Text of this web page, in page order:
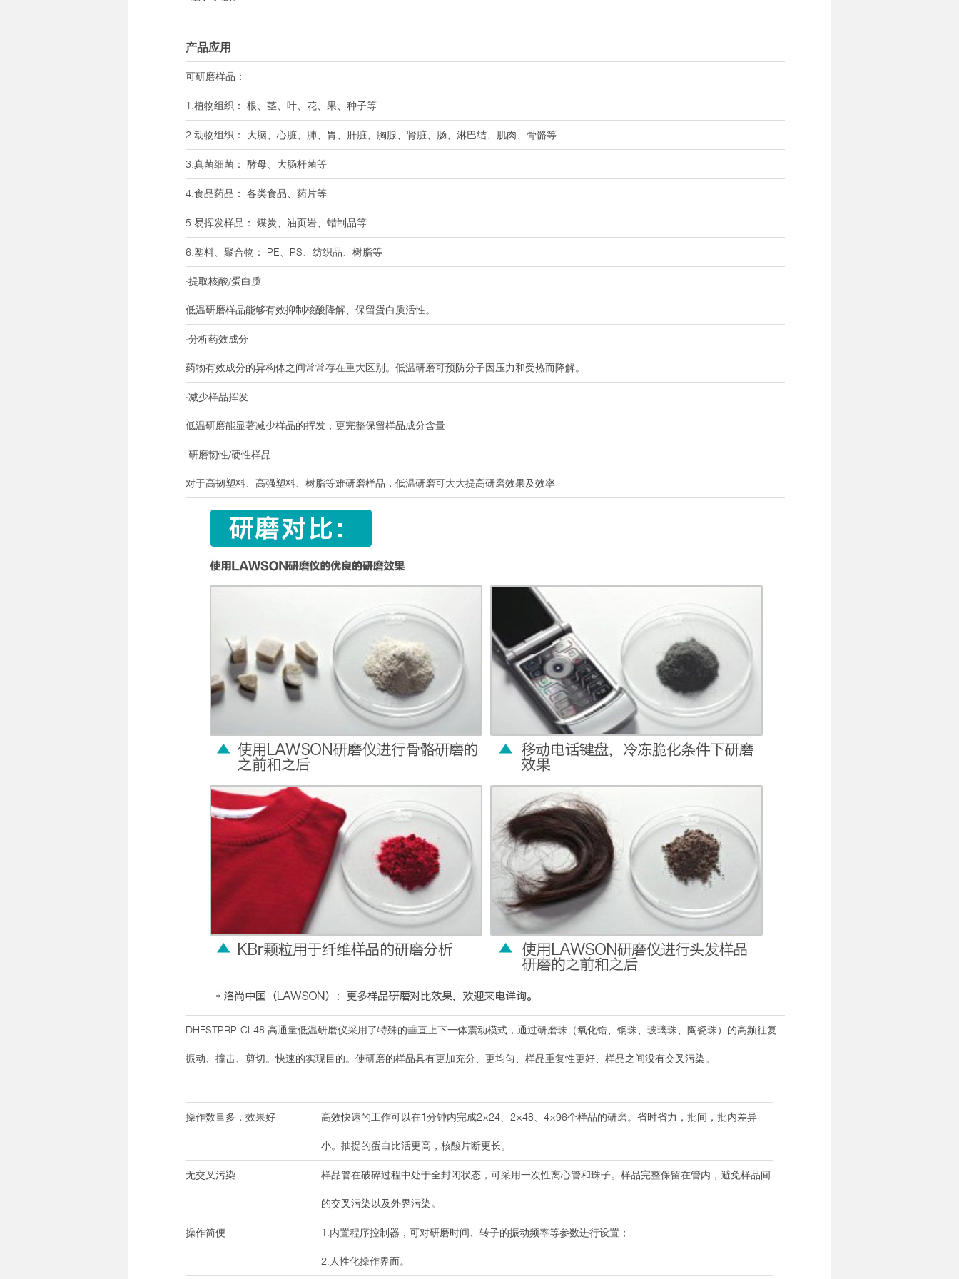
产品应用
可研磨样品：
1.植物组织： 根、茎、叶、花、果、种子等
2.动物组织： 大脑、心脏、肺、胃、肝脏、胸腺、肾脏、肠、淋巴结、肌肉、骨骼等
3.真菌细菌： 酵母、大肠杆菌等
4.食品药品： 各类食品、药片等
5.易挥发样品： 煤炭、油页岩、蜡制品等
6.塑料、聚合物： PE、PS、纺织品、树脂等
·提取核酸/蛋白质
低温研磨样品能够有效抑制核酸降解、保留蛋白质活性。
·分析药效成分
药物有效成分的异构体之间常常存在重大区别。低温研磨可预防分子因压力和受热而降解。
·减少样品挥发
低温研磨能显著减少样品的挥发，更完整保留样品成分含量
·研磨韧性/硬性样品
对于高韧塑料、高强塑料、树脂等难研磨样品，低温研磨可大大提高研磨效果及效率
DHFSTPRP-CL48 高通量低温研磨仪采用了特殊的垂直上下一体震动模式，通过研磨珠（氧化锆、钢珠、玻璃珠、陶瓷珠）的高频往复
振动、撞击、剪切。快速的实现目的。使研磨的样品具有更加充分、更均匀、样品重复性更好、样品之间没有交叉污染。
操作数量多，效果好 高效快速的工作可以在1分钟内完成2×24、2×48、4×96个样品的研磨。省时省力，批间，批内差异
小。抽提的蛋白比活更高，核酸片断更长。
无交叉污染 样品管在破碎过程中处于全封闭状态，可采用一次性离心管和珠子。样品完整保留在管内，避免样品间
的交叉污染以及外界污染。
操作简便 1.内置程序控制器，可对研磨时间、转子的振动频率等参数进行设置；
2.人性化操作界面。